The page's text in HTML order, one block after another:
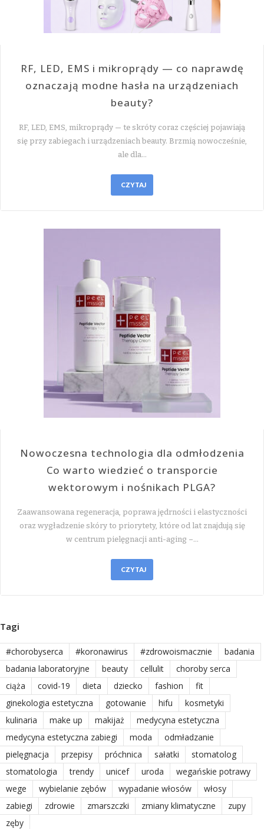
RF, LED, EMS i mikroprądy — co naprawdę
oznaczają modne hasła na urządzeniach
beauty?
RF, LED, EMS, mikroprądy — te skróty coraz częściej pojawiają
się przy zabiegach i urządzeniach beauty. Brzmią nowocześnie,
ale dla…
CZYTAJ
Nowoczesna technologia dla odmłodzenia
Co warto wiedzieć o transporcie
wektorowym i nośnikach PLGA?
Zaawansowana regeneracja, poprawa jędrności i elastyczności
oraz wygładzenie skóry to priorytety, które od lat znajdują się
w centrum pielęgnacji anti-aging –…
CZYTAJ
Tagi
#chorobyserca #koronawirus #zdrowoismacznie
badania
badania laboratoryjne
beauty cellulit
choroby serca
ciąża
covid-19 dieta dziecko fashion
fit
ginekologia estetyczna
gotowanie hifu
kosmetyki
kulinaria
make up makijaż
medycyna estetyczna
medycyna estetyczna zabiegi
moda
odmładzanie
pielęgnacja
przepisy próchnica sałatki
stomatolog
stomatologia
trendy unicef uroda
wegańskie potrawy
wege
wybielanie zębów wypadanie włosów
włosy
zabiegi
zdrowie zmarszczki zmiany klimatyczne
zupy
zęby